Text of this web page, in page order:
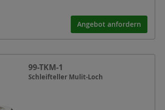
Angebot anfordern
99-TKM-1
Schleifteller Mulit-Loch